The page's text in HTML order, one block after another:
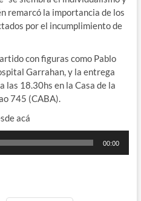
remarcó la importancia de los
por el incumplimiento de
con figuras como Pablo
Garrahan, y la entrega
las 18.30hs en la Casa de la
745 (CABA).
acá
00:00